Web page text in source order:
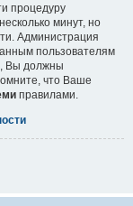
процедуру
минут, но
Администрация
пользователям
Вы должны
что Ваше
правилами.